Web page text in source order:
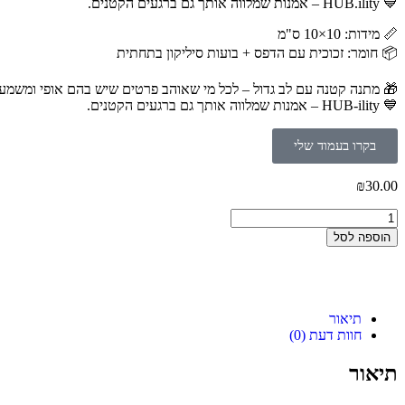
💙 HUB.ility – אמנות שמלווה אותך גם ברגעים הקטנים.
📏 מידות: 10×10 ס"מ
📦 חומר: זכוכית עם הדפס + בועות סיליקון בתחתית
🎁 מתנה קטנה עם לב גדול – לכל מי שאוהב פרטים שיש בהם אופי
💙 HUB-ility – אמנות שמלווה אותך גם ברגעים הקטנים.
בקרו בעמוד שלי
₪30.00
הוספה לסל
תיאור
חוות דעת (0)
תיאור